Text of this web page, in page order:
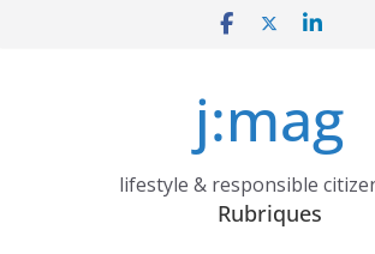
j:mag
lifestyle & responsible
Rubriques